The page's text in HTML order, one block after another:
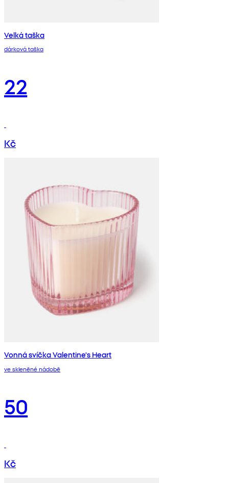
Velká taška
dárková taška
22
Kč
Vonná svíčka Valentine's Heart
ve skleněné nádobě
50
Kč